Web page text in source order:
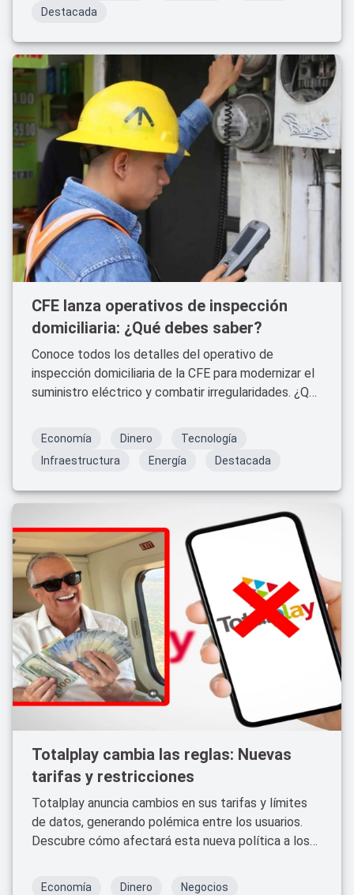
Destacada
CFE lanza operativos de inspección
domiciliaria: ¿Qué debes saber?
Conoce todos los detalles del operativo de
inspección domiciliaria de la CFE para modernizar el
suministro eléctrico y combatir irregularidades. ¿Qué
Economía Dinero
Tecnología
Infraestructura
Energía Destacada
Totalplay cambia las reglas: Nuevas
tarifas y restricciones
Totalplay anuncia cambios en sus tarifas y límites
de datos, generando polémica entre los usuarios.
Descubre cómo afectará esta nueva política a los
Economía Dinero
Negocios